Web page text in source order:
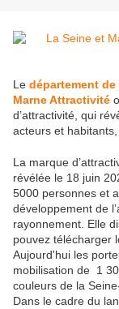
Le département de
Marne Attractivité
d’attractivité, qui
acteurs et
La marque
révélée le 18 juin
5000 personnes et
développement de
rayonnement. Elle
pouvez télécharger
Aujourd'hui les
mobilisation de 1
couleurs de la
Dans le cadre du